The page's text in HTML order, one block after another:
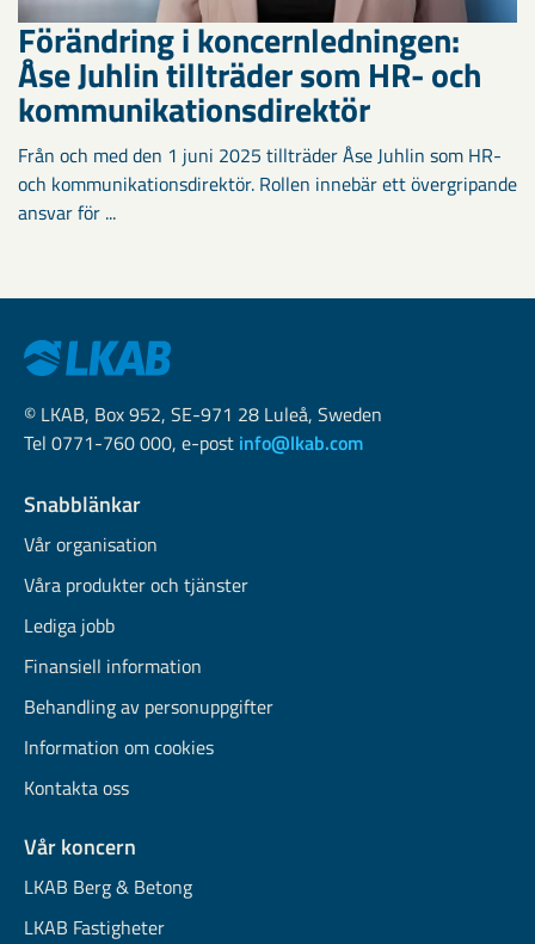
Förändring i koncernledningen:
Åse Juhlin tillträder som HR- och
kommunikationsdirektör
Från och med den 1 juni 2025 tillträder Åse Juhlin som HR-
och kommunikationsdirektör. Rollen innebär ett övergripande
ansvar för ...
© LKAB, Box 952, SE-971 28 Luleå, Sweden
Tel 0771-760 000, e-post info@lkab.com
Snabblänkar
Vår organisation
Våra produkter och tjänster
Lediga jobb
Finansiell information
Behandling av personuppgifter
Information om cookies
Kontakta oss
Vår koncern
LKAB Berg & Betong
LKAB Fastigheter